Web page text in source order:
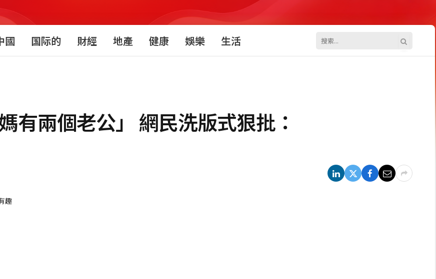
國 国际的 財經 地產 健康 娛樂 生活
有兩個老公」 網民洗版式狠批：